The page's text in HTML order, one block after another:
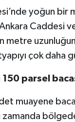
yoğun bir
Caddesi
metre
çok daha
parsel
muayene
zamanda